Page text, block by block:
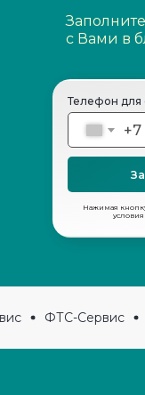
Нажимая кнопку
Телефон для
+7
с Вами в
ФТС-Сервис